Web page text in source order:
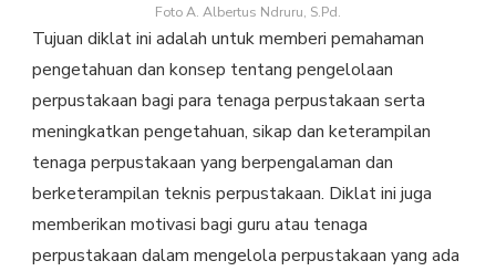
Foto A. Albertus Ndruru, S.Pd.
Tujuan diklat ini adalah untuk memberi pemahaman
pengetahuan dan konsep tentang pengelolaan
perpustakaan bagi para tenaga perpustakaan serta
meningkatkan pengetahuan, sikap dan keterampilan
tenaga perpustakaan yang berpengalaman dan
berketerampilan teknis perpustakaan. Diklat ini juga
memberikan motivasi bagi guru atau tenaga
perpustakaan dalam mengelola perpustakaan yang ada